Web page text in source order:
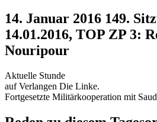
14. Januar 2016 149.
14.01.2016, TOP ZP 3:
Nouripour
Aktuelle Stunde
auf Verlangen Die Linke.
Fortgesetzte Militärkooperation mit